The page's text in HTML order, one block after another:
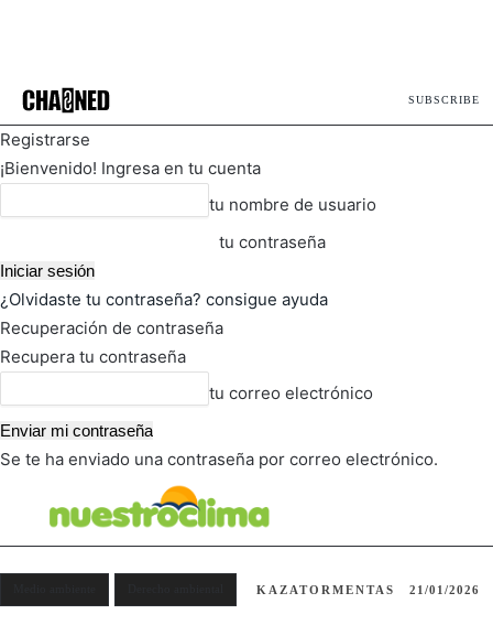
SUBSCRIBE
Registrarse
¡Bienvenido! Ingresa en tu cuenta
tu nombre de usuario
tu contraseña
¿Olvidaste tu contraseña? consigue ayuda
Recuperación de contraseña
Recupera tu contraseña
tu correo electrónico
Se te ha enviado una contraseña por correo electrónico.
KAZATORMENTAS 21/01/2026